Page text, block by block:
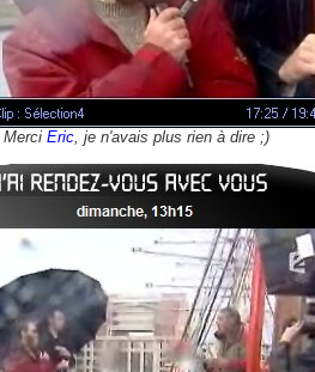
Merci Eric, je n'avais plus rien à dire ;)